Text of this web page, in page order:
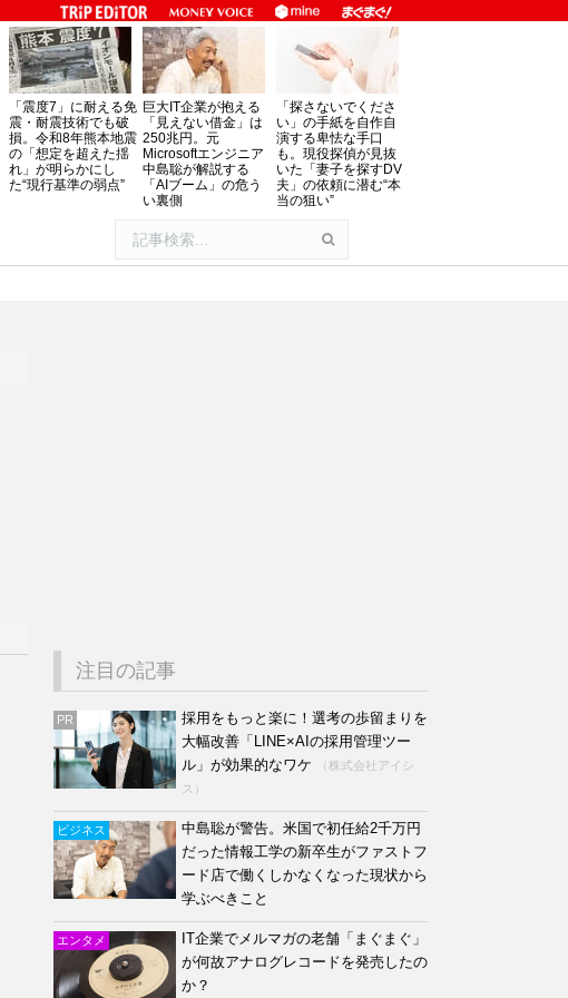
「震度7」に耐える免
震・耐震技術でも破
損。令和8年熊本地震
の「想定を超えた揺
れ」が明らかにし
た“現行基準の弱点”
巨大IT企業が抱える
「見えない借金」は
250兆円。元
Microsoftエンジニア
中島聡が解説する
「AIブーム」の危う
い裏側
「探さないでくださ
い」の手紙を自作自
演する卑怯な手口
も。現役探偵が見抜
いた「妻子を探すDV
夫」の依頼に潜む“本
当の狙い”
注目の記事
PR
採用をもっと楽に！選考の歩留まりを
大幅改善「LINE×AIの採用管理ツー
ル」が効果的なワケ
（株式会社アイシ
ス）
ビジネス
中島聡が警告。米国で初任給2千万円
だった情報工学の新卒生がファストフ
ード店で働くしかなくなった現状から
学ぶべきこと
エンタメ
IT企業でメルマガの老舗「まぐまぐ」
が何故アナログレコードを発売したの
か？